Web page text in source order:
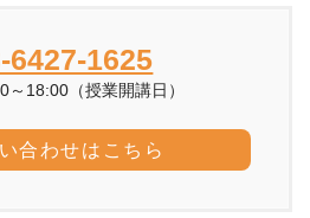
6427-1625
～18:00（授業開講日）
合わせはこちら